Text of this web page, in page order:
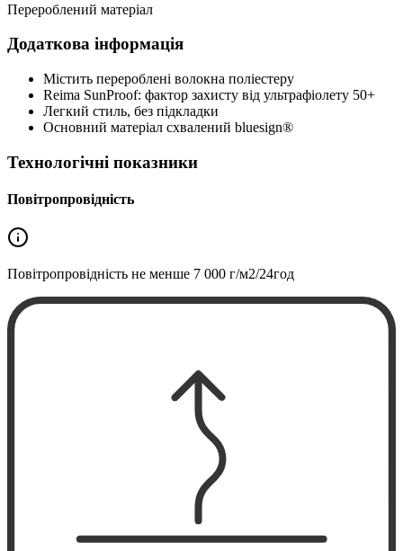
Перероблений матеріал
Додаткова інформація
Містить перероблені волокна поліестеру
Reima SunProof: фактор захисту від ультрафіолету 50+
Легкий стиль, без підкладки
Основний матеріал схвалений bluesign®
Технологічні показники
Повітропровідність
Повітропровідність не менше 7 000 г/м2/24год